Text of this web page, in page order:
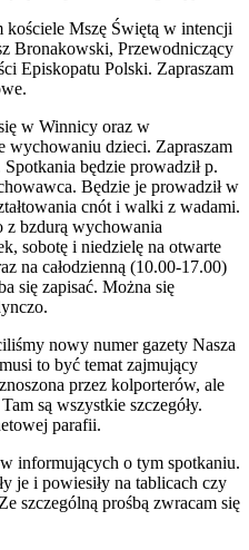
kościele Mszę Świętą w intencji
Bronakowski, Przewodniczący
Episkopatu Polski. Zapraszam
w Winnicy oraz w
wychowaniu dzieci. Zapraszam
będzie prowadził p.
Będzie je prowadził w
cnót i walki z wadami.
z bzdurą wychowania
sobotę i niedzielę na otwarte
na całodzienną (10.00-17.00)
się zapisać. Można się
nowy numer gazety Nasza
to być temat zajmujący
przez kolporterów, ale
są wszystkie szczegóły.
parafii.
informujących o tym spotkaniu.
je i powiesiły na tablicach czy
szczególną prośbą zwracam się